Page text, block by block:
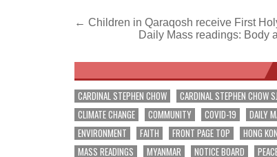
Post
navigation
← Children in Qaraqosh receive First
Daily Mass readings: Body
CARDINAL STEPHEN CHOW CARDINAL STEPHEN CHOW SJ
CLIMATE CHANGE
COMMUNITY COVID-19 DAILY
ENVIRONMENT
FAITH FRONT PAGE TOP HONG
MASS READINGS
MYANMAR NOTICE BOARD